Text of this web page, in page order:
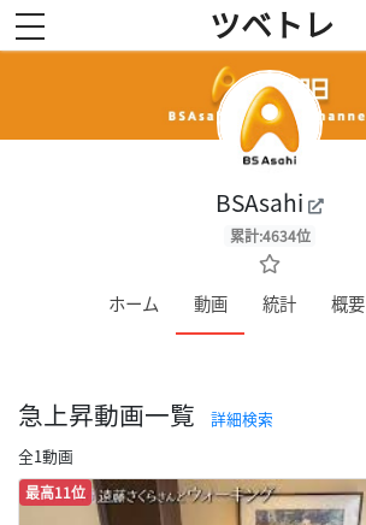
toggle navigation ツベトレ
BSAsahi
累計:4634位
ホーム 動画 統計 概要
急上昇動画一覧
詳細検索
全1動画
最高11位